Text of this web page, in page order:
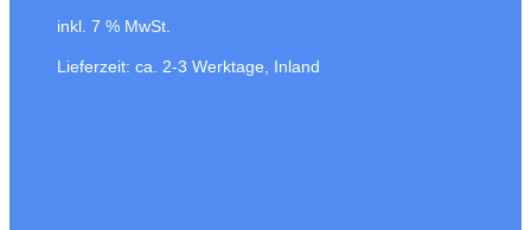
inkl. 7 % MwSt.
Lieferzeit: ca. 2-3 Werktage, Inland